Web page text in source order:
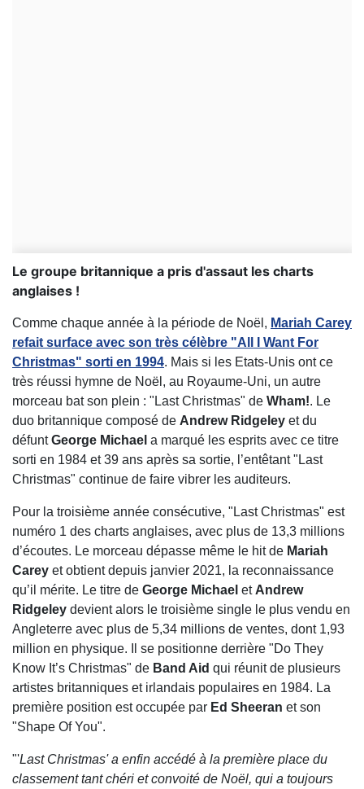
Le groupe britannique a pris d'assaut les charts
anglaises !
Comme chaque année à la période de Noël, Mariah Carey
refait surface avec son très célèbre "All I Want For
Christmas" sorti en 1994. Mais si les Etats-Unis ont ce
très réussi hymne de Noël, au Royaume-Uni, un autre
morceau bat son plein : "Last Christmas" de Wham!. Le
duo britannique composé de Andrew Ridgeley et du
défuntGeorge Michael a marqué les esprits avec ce titre
sorti en 1984 et 39 ans après sa sortie, l’entêtant "Last
Christmas" continue de faire vibrer les auditeurs.
Pour la troisième année consécutive, "Last Christmas" est
numéro 1 des charts anglaises, avec plus de 13,3 millions
d’écoutes. Le morceau dépasse même le hit de Mariah
Carey et obtient depuis janvier 2021, la reconnaissance
qu’il mérite. Le titre de George Michael et Andrew
Ridgeley devient alors le troisième single le plus vendu en
Angleterre avec plus de 5,34 millions de ventes, dont 1,93
million en physique. Il se positionne derrière "Do They
Know It’s Christmas" de Band Aid qui réunit de plusieurs
artistes britanniques et irlandais populaires en 1984. La
première position est occupée par Ed Sheeran et son
"Shape Of You".
"'Last Christmas' a enfin accédé à la première place du
classement tant chéri et convoité de Noël, qui a toujours